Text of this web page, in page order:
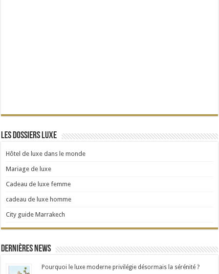
Les dossiers Luxe
Hôtel de luxe dans le monde
Mariage de luxe
Cadeau de luxe femme
cadeau de luxe homme
City guide Marrakech
Dernières news
Pourquoi le luxe moderne privilégie désormais la sérénité ?